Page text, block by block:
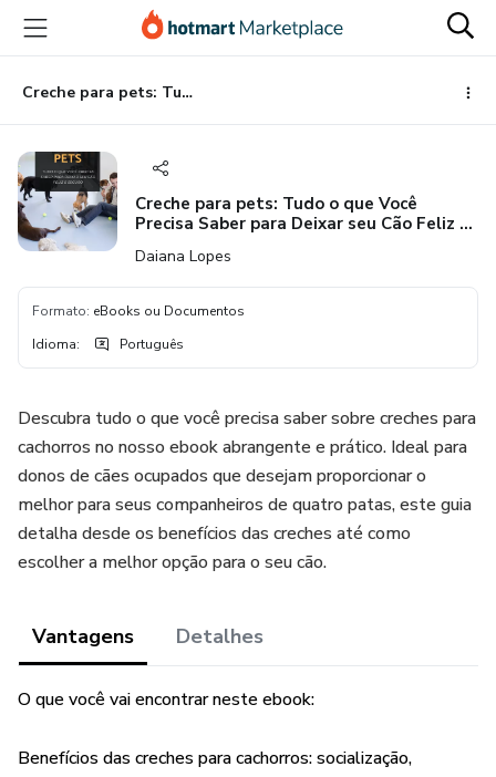
para
conteúdo
principal
para
pagamento
para
rodapé
Creche para pets: Tudo o que Você Precisa Saber para Deixar seu Cão Feliz e Seguro
Creche para pets: Tudo o que Você
Precisa Saber para Deixar seu Cão Feliz e
Daiana Lopes
Formato: eBooks ou Documentos
Idioma: Português
Descubra tudo o que você precisa saber sobre creches para
cachorros no nosso ebook abrangente e prático. Ideal para
donos de cães ocupados que desejam proporcionar o
melhor para seus companheiros de quatro patas, este guia
detalha desde os benefícios das creches até como
escolher a melhor opção para o seu cão.
Vantagens Detalhes
O que você vai encontrar neste ebook:
Benefícios das creches para cachorros: socialização,